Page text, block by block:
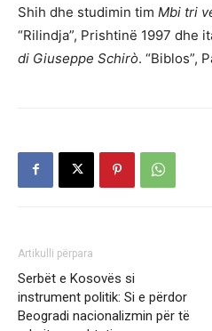
Shih dhe studimin tim Mbi tri
“Rilindja”, Prishtinë 1997 dhe
di Giuseppe Schirò. “Biblos”,
Artikulli përpara
Serbët e Kosovës si
instrument politik: Si e përdor
Beogradi nacionalizmin për të